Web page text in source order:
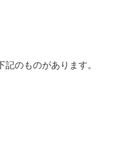
のものがあります。